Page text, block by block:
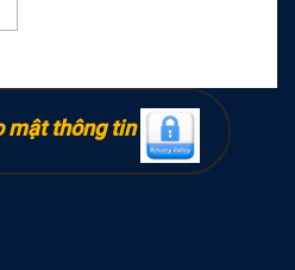
mật thông tin